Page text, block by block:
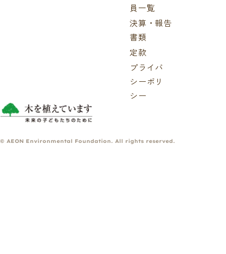
員一覧
決算・報告
書類
定款
プライバ
シーポリ
シー
© AEON Environmental Foundation. All rights reserved.